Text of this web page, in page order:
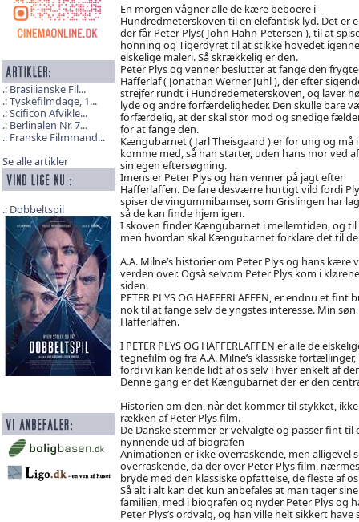
Brasilianske Fil...
Tyskefilmdage, 1...
Scificon Afvikle...
Berlinalen Nr. 7...
Franske Filmmand...
Se alle artikler
Dobbeltspil
En morgen vågner alle de kære beboere i
Hundredmeterskoven til en elefantisk lyd. Det er
der får Peter Plys( John Hahn-Petersen ), til at
honning og Tigerdyret til at stikke hovedet
elskelige maleri. Så skrækkelig er den.
Peter Plys og venner beslutter at fange den
Hafferlaf ( Jonathan Werner Juhl ), der efter
strejfer rundt i Hundredemeterskoven, og laver
lyde og andre forfærdeligheder. Den skulle bare
forfærdelig, at der skal stor mod og snedige
for at fange den.
Kængubarnet ( Jarl Theisgaard ) er for ung og må
komme med, så han starter, uden hans mor ved
sin egen eftersøgning.
Imens er Peter Plys og han venner på jagt efter
Hafferlaffen. De fare desværre hurtigt vild fordi
spiser de vingummibamser, som Grislingen har
så de kan finde hjem igen.
I skoven finder Kængubarnet i mellemtiden, og til
men hvordan skal Kængubarnet forklare det til
A.A. Milne’s historier om Peter Plys og hans
verden over. Også selvom Peter Plys kom i
siden.
PETER PLYS OG HAFFERLAFFEN, er endnu et
nok til at fange selv de yngstes interesse. Min
Hafferlaffen.
I PETER PLYS OG HAFFERLAFFEN er alle de
tegnefilm og fra A.A. Milne’s klassiske
fordi vi kan kende lidt af os selv i hver enkelt af
Denne gang er det Kængubarnet der er den
Historien om den, når det kommer til stykket,
rækken af Peter Plys film.
De Danske stemmer er velvalgte og passer fint
nynnende ud af biografen
Animationen er ikke overraskende, men
overraskende, da der over Peter Plys film,
bryde med den klassiske opfattelse, de fleste af
Så alt i alt kan det kun anbefales at man tager
familien, med i biografen og nyder Peter Plys og
Peter Plys’s ordvalg, og han ville helt sikkert